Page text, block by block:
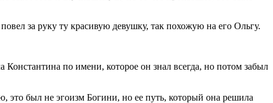
за руку ту красивую девушку, так похожую на его Ольгу.
по имени, которое он знал всегда, но потом забыл
был не эгоизм Богини, но ее путь, который она решила